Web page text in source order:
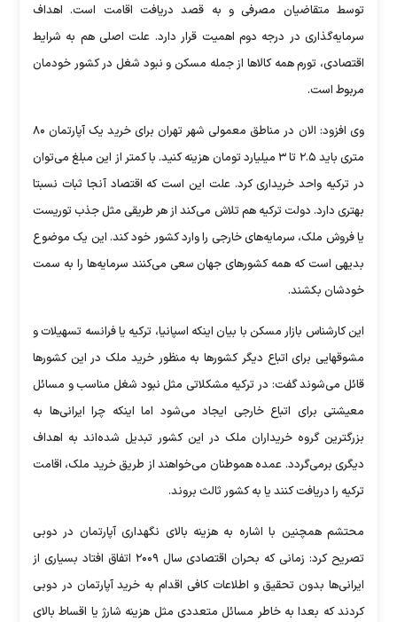
توسط متقاضیان مصرفی و به قصد دریافت اقامت است. اهداف
سرمایه‌گذاری در درجه دوم اهمیت قرار دارد. علت اصلی هم به شرایط
اقتصادی، تورم همه کالاها از جمله مسکن و نبود شغل در کشور خودمان
مربوط است.
وی افزود: الان در مناطق معمولی شهر تهران برای خرید یک آپارتمان ۸۰
متری باید ۲.۵ تا ۳ میلیارد تومان هزینه کنید. با کمتر از این مبلغ می‌توان
در ترکیه واحد خریداری کرد. علت این است که اقتصاد آنجا ثبات نسبتا
بهتری دارد. دولت ترکیه هم تلاش می‌کند از هر طریقی مثل جذب توریست
یا فروش ملک، سرمایه‌های خارجی را وارد کشور خود کند. این یک موضوع
بدیهی است که همه کشورهای جهان سعی می‌کنند سرمایه‌ها را به سمت
خودشان بکشند.
این کارشناس بازار مسکن با بیان اینکه اسپانیا، ترکیه یا فرانسه تسهیلات و
مشوقهایی برای اتباع دیگر کشورها به منظور خرید ملک در این کشورها
قائل می‌شوند گفت: در ترکیه مشکلاتی مثل نبود شغل مناسب و مسائل
معیشتی برای اتباع خارجی ایجاد می‌شود اما اینکه چرا ایرانی‌ها به
بزرگترین گروه خریداران ملک در این کشور تبدیل شده‌اند به اهداف
دیگری برمی‌گردد. عمده هموطنان می‌خواهند از طریق خرید ملک، اقامت
ترکیه را دریافت کنند یا به کشور ثالث بروند.
محتشم همچنین با اشاره به هزینه بالای نگهداری آپارتمان در دوبی
تصریح کرد: زمانی که بحران اقتصادی سال ۲۰۰۹ اتفاق افتاد بسیاری از
ایرانی‌ها بدون تحقیق و اطلاعات کافی اقدام به خرید آپارتمان در دوبی
کردند که بعدا به خاطر مسائل متعددی مثل هزینه شارژ یا اقساط بالای